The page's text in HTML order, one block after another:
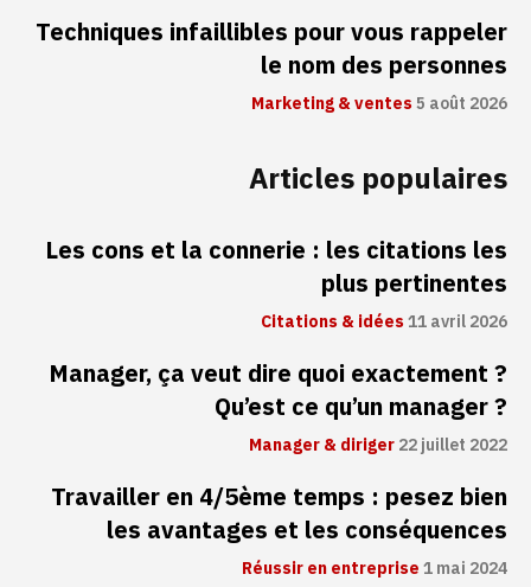
Techniques infaillibles pour vous rappeler
le nom des personnes
Marketing & ventes5 août 2026
Articles populaires
Les cons et la connerie : les citations les
plus pertinentes
Citations & idées11 avril 2026
Manager, ça veut dire quoi exactement ?
Qu’est ce qu’un manager ?
Manager & diriger22 juillet 2022
Travailler en 4/5ème temps : pesez bien
les avantages et les conséquences
Réussir en entreprise1 mai 2024